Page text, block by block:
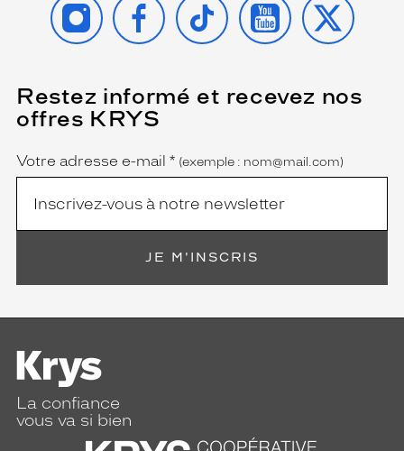
Restez informé et recevez nos
offres KRYS
Name
Votre adresse e-mail *
(Ce
champ
est
obligatoire)
(exemple : nom@mail.com)
JE M'INSCRIS
La confiance
vous va si bien